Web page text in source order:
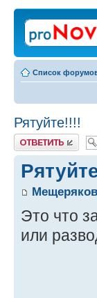
Список
Рятуйте!!!!
Ответить
Это что
или